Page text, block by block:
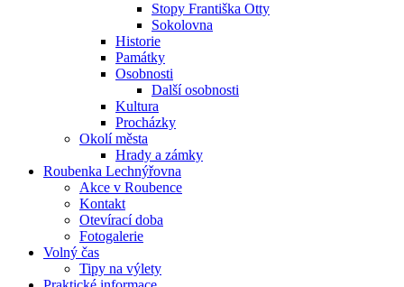
Stopy Františka Otty
Sokolovna
Historie
Památky
Osobnosti
Další osobnosti
Kultura
Procházky
Okolí města
Hrady a zámky
Roubenka Lechnýřovna
Akce v Roubence
Kontakt
Otevírací doba
Fotogalerie
Volný čas
Tipy na výlety